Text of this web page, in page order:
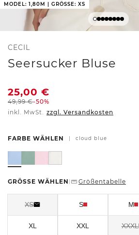
MODEL: 1,80M | GRÖSSE: XS
CECIL
Seersucker Bluse
25,00 €
49,99€-50%
inkl. MwSt. zzgl. Versandkosten
FARBE WÄHLEN cloud blue
GRÖSSE WÄHLEN Größentabelle
XS S M
XL XXL XXXL